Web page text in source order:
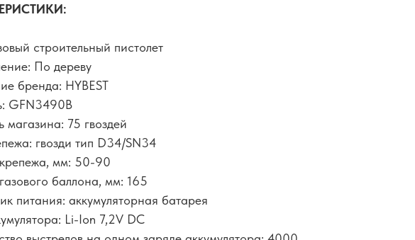
строительный пистолет
По дереву
бренда: HYBEST
GFN3490B
магазина: 75 гвоздей
гвозди тип D34/SN34
мм: 50-90
баллона, мм: 165
питания: аккумуляторная батарея
Li-Ion 7,2V DC